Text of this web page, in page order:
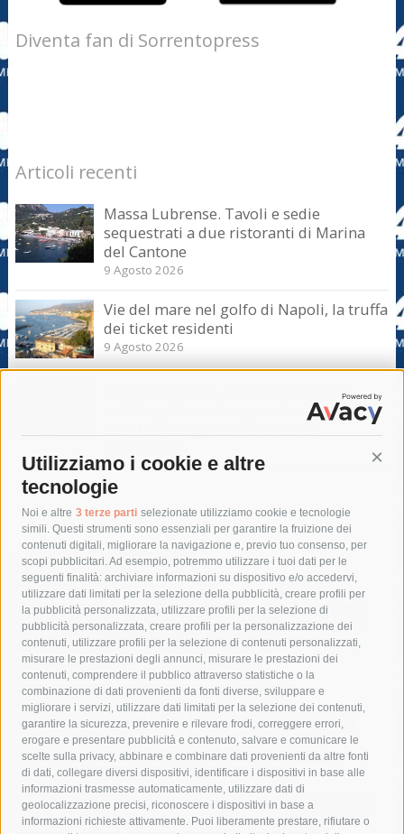
Utilizziamo i cookie e altre
tecnologie
Noi e altre 3 terze parti selezionate utilizziamo cookie e tecnologie
simili. Questi strumenti sono essenziali per garantire la fruizione dei
contenuti digitali, migliorare la navigazione e, previo tuo consenso, per
scopi pubblicitari. Ad esempio, potremmo utilizzare i tuoi dati per le
seguenti finalità: archiviare informazioni su dispositivo e/o accedervi,
utilizzare dati limitati per la selezione della pubblicità, creare profili per
la pubblicità personalizzata, utilizzare profili per la selezione di
pubblicità personalizzata, creare profili per la personalizzazione dei
contenuti, utilizzare profili per la selezione di contenuti personalizzati,
misurare le prestazioni degli annunci, misurare le prestazioni dei
contenuti, comprendere il pubblico attraverso statistiche o la
combinazione di dati provenienti da fonti diverse, sviluppare e
migliorare i servizi, utilizzare dati limitati per la selezione dei contenuti,
garantire la sicurezza, prevenire e rilevare frodi, correggere errori,
erogare e presentare pubblicità e contenuto, salvare e comunicare le
scelte sulla privacy, abbinare e combinare dati provenienti da altre fonti
di dati, collegare diversi dispositivi, identificare i dispositivi in base alle
informazioni trasmesse automaticamente, utilizzare dati di
geolocalizzazione precisi, riconoscere i dispositivi in base a
informazioni richieste attivamente. Puoi liberamente prestare, rifiutare o
Diventa fan di Sorrentopress
Articoli recenti
Massa Lubrense. Tavoli e sedie
sequestrati a due ristoranti di Marina
del Cantone
9 Agosto 2026
Vie del mare nel golfo di Napoli, la truffa
dei ticket residenti
9 Agosto 2026
Massa Lubrense. Sicurezza in mare
nell’Amp Punta Campanella, incontro
Tag
acqua allerta meteo
anas
area marina protetta di punta campanella
arresto
Asl Napoli 3 sud
capitaneria di porto capri
carabinieri
castellammare di stabia
circumvesuviana
comune di sorrento
concerto
contagi
costiera amalfitana
covid-19 eav
elezioni
fondazione sorrento
gori guardia costiera
incidente
lavori
lorenzo balducelli mare
massa lubrense
massimo coppola
Meta napoli
ordinanza
penisola sorrentina
piano di sorrento
polizia municipale